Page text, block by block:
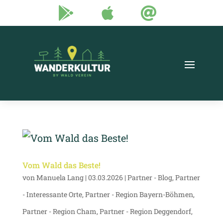
  
Vom Wald das Beste!
vonManuela Lang| 03.03.2026| Partner - Blog, Partner
- Interessante Orte, Partner - Region Bayern-Böhmen,
Partner - Region Cham, Partner - Region Deggendorf,